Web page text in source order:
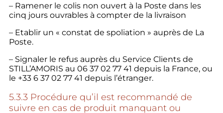
– Ramener le colis non ouvert à la Poste dans les
cinq jours ouvrables à compter de la livraison
– Etablir un « constat de spoliation » auprès de La
Poste.
– Signaler le refus auprès du Service Clients de
STILL’AMORIS au 06 37 02 77 41 depuis la France, ou
le +33 6 37 02 77 41 depuis l’étranger.
5.3.3 Procédure qu’il est recommandé de
suivre en cas de produit manquant ou